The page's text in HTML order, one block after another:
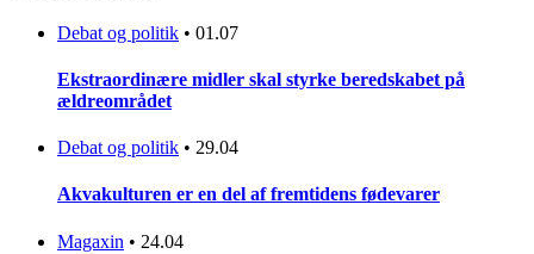
Debat og politik • 01.07
Ekstraordinære midler skal styrke beredskabet på
ældreområdet
Debat og politik • 29.04
Akvakulturen er en del af fremtidens fødevarer
Magaxin • 24.04